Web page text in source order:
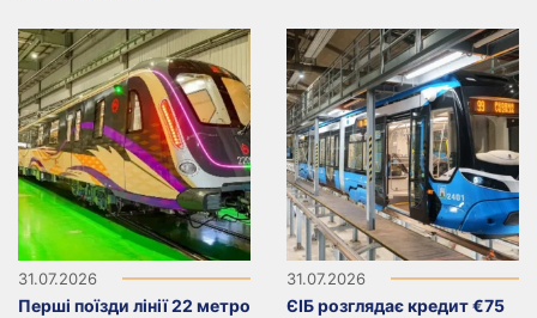
31.07.2026
Перші поїзди лінії 22 метро
31.07.2026
ЄІБ розглядає кредит €75